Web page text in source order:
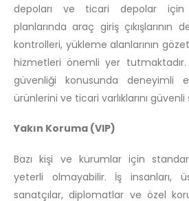
depoları ve ticari depolar için
planlarında araç giriş çıkışlarının
kontrolleri, yükleme alanlarının
hizmetleri önemli yer
güvenliği konusunda deneyimli
ürünlerini ve ticari varlıklarını
Yakın Koruma (VIP)
Bazı kişi ve kurumlar için
yeterli olmayabilir. İş insanları,
sanatçılar, diplomatlar ve özel